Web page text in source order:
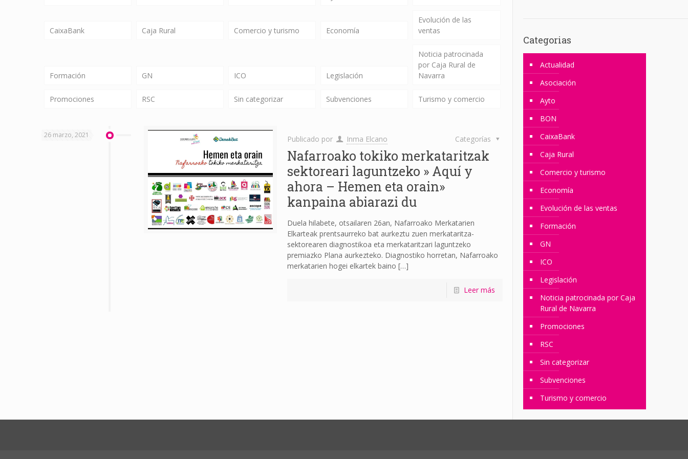
CaixaBank Caja Rural Comercio y turismo Economía
Evolución de las
ventas
Formación GN ICO Legislación
Noticia patrocinada
por Caja Rural de
Navarra
Promociones RSC Sin categorizar Subvenciones Turismo y comercio
26 marzo, 2021 Publicado por Inma Elcano Categorías
Nafarroako tokiko merkataritzak
sektoreari laguntzeko » Aquí y
ahora – Hemen eta orain»
kanpaina abiarazi du
Duela hilabete, otsailaren 26an, Nafarroako Merkatarien
Elkarteak prentsaurreko bat aurkeztu zuen merkataritza-
sektorearen diagnostikoa eta merkataritzari laguntzeko
premiazko Plana aurkezteko. Diagnostiko horretan, Nafarroako
merkatarien hogei elkartek baino […]
Leer más
Categorias
Actualidad
Asociación
Ayto
BON
CaixaBank
Caja Rural
Comercio y turismo
Economía
Evolución de las ventas
Formación
GN
ICO
Legislación
Noticia patrocinada por Caja
Rural de Navarra
Promociones
RSC
Sin categorizar
Subvenciones
Turismo y comercio